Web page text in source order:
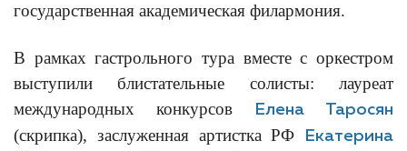
государственная академическая филармония.
В рамках гастрольного тура вместе с оркестром
выступили блистательные солисты: лауреат
международных конкурсов
Елена Таросян
(скрипка), заслуженная артистка РФ
Екатерина